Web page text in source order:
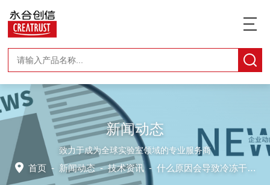
新闻动态
致力于成为全球实验室领域的专业服务商
首页 - 新闻动态-技术资讯 -什么原因会导致冷冻干燥机温度回升？